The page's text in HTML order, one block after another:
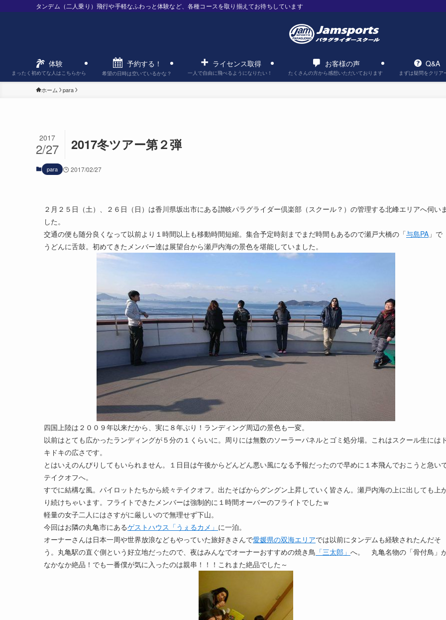
タンデム（二人乗り）飛行や手軽なふわっと体験など、各種コースを取り揃えてお待ちしています
体験
まったく初めてな人はこちらから
予約する！
希望の日時は空いているかな？
ライセンス取得
一人で自由に飛べるようになりたい！
お客様の声
たくさんの方から感想いただいております
Q&A
まずは疑問をクリア
ホーム para
2017冬ツアー第２弾
2017
2/27
para 2017/02/27
２月２５日（土）、２６日（日）は香川県坂出市にある讃岐パラグライダー倶楽部（スクール？）の管理する北峰エリアへ伺い
した。
交通の便も随分良くなって以前より１時間以上も移動時間短縮。集合予定時刻までまだ時間もあるので瀬戸大橋の「与島PA 」で
うどんに舌鼓。初めてきたメンバー達は展望台から瀬戸内海の景色を堪能していました。
四国上陸は２００９年以来だから、実に８年ぶり！ランディング周辺の景色も一変。
以前はとても広かったランディングが５分の１くらいに。周りには無数のソーラーパネルとゴミ処分場。これはスクール生には
キドキの広さです。
とはいえのんびりしてもいられません。１日目は午後からどんどん悪い風になる予報だったので早めに１本飛んでおこうと急い
テイクオフへ。
すでに結構な風。パイロットたちから続々テイクオフ。出たそばからグングン上昇していく皆さん。瀬戸内海の上に出しても上
り続けちゃいます。フライトできたメンバーは強制的に１時間オーバーのフライトでしたｗ
軽量の女子二人にはさすがに厳しいので無理せず下山。
今回はお隣の丸亀市にあるゲストハウス「うぇるカメ」 に一泊。
オーナーさんは日本一周や世界放浪などもやっていた旅好きさんで愛媛県の双海エリアでは以前にタンデムも経験されたんだそ
う。丸亀駅の直ぐ側という好立地だったので、夜はみんなでオーナーおすすめの焼き鳥 「三太郎」 へ。 丸亀名物の「骨付鳥」
なかなか絶品！でも一番僕が気に入ったのは親串！！！これまた絶品でした～